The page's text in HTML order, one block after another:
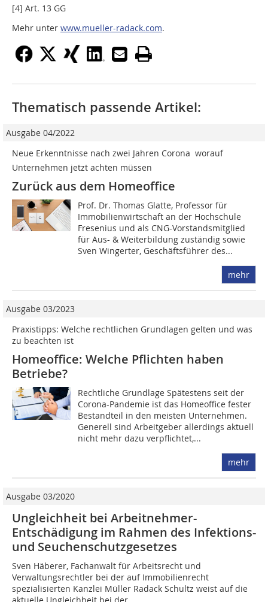
[4] Art. 13 GG
Mehr unter www.mueller-radack.com.
Thematisch passende Artikel:
Ausgabe 04/2022
Neue Erkenntnisse nach zwei Jahren Corona  worauf
Unternehmen jetzt achten müssen
Zurück aus dem Homeoffice
Prof. Dr. Thomas Glatte, Professor für
Immobilienwirtschaft an der Hochschule
Fresenius und als CNG-Vorstandsmitglied
für Aus- & Weiterbildung zuständig sowie
Sven Wingerter, Geschäftsführer des...
mehr
Ausgabe 03/2023
Praxistipps: Welche rechtlichen Grundlagen gelten und was
zu beachten ist
Homeoffice: Welche Pflichten haben
Betriebe?
Rechtliche Grundlage Spätestens seit der
Corona-Pandemie ist das Homeoffice fester
Bestandteil in den meisten Unternehmen.
Generell sind Arbeitgeber allerdings aktuell
nicht mehr dazu verpflichtet,...
mehr
Ausgabe 03/2020
Ungleichheit bei Arbeitnehmer-
Entschädigung im Rahmen des Infektions-
und Seuchenschutzgesetzes
Sven Häberer, Fachanwalt für Arbeitsrecht und
Verwaltungsrechtler bei der auf Immobilienrecht
spezialisierten Kanzlei Müller Radack Schultz weist auf die